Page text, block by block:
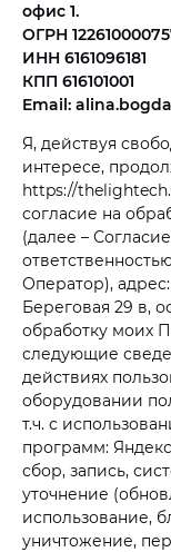
офис 1.
ОГРН
ИНН 6161096181
КПП 616101001
Email:
Я, действуя
интересе,
https://
согласие на
(далее –
Оператор),
Береговая 29 в,
обработку моих
следующие
действиях
оборудовании
т.ч. с
программ:
сбор, запись,
уточнение
использование,
уничтожение,